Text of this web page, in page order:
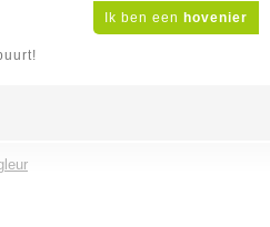
Ik ben een hovenier